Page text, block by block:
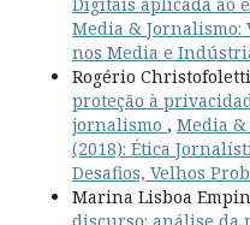
Media & Jornalismo:
nos Media e
Rogério
proteção à
jornalismo , Media &
(2018): Ética
Desafios, Velhos
Marina Lisboa